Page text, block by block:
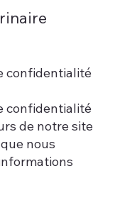
confidentialité
confidentialité
de notre site
nous